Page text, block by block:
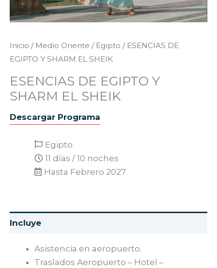
Inicio / Medio Oriente / Egipto / ESENCIAS DE
EGIPTO Y SHARM EL SHEIK
ESENCIAS DE EGIPTO Y
SHARM EL SHEIK
Descargar Programa
Egipto
11 días / 10 noches
Hasta Febrero 2027
Asistencia en aeropuerto.
Traslados Aeropuerto – Hotel –